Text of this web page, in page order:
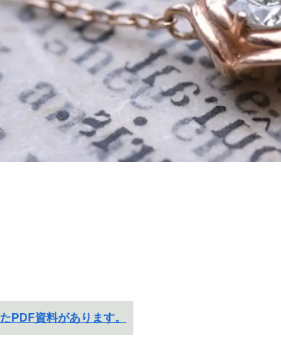
PDF資料があります。